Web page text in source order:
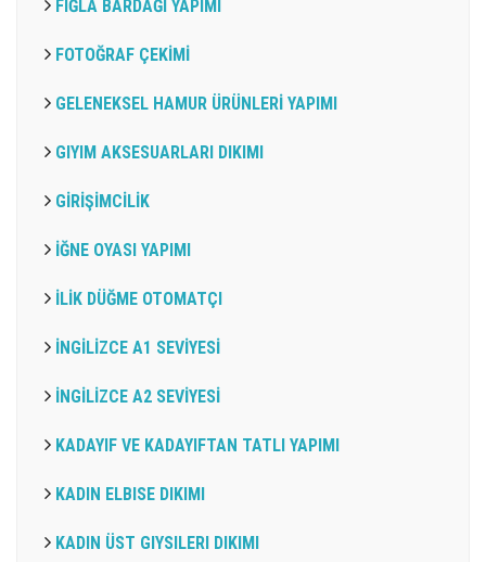
FIĞLA BARDAĞI YAPIMI
FOTOĞRAF ÇEKİMİ
GELENEKSEL HAMUR ÜRÜNLERİ YAPIMI
GIYIM AKSESUARLARI DIKIMI
GİRİŞİMCİLİK
İĞNE OYASI YAPIMI
İLİK DÜĞME OTOMATÇI
İNGİLİZCE A1 SEVİYESİ
İNGİLİZCE A2 SEVİYESİ
KADAYIF VE KADAYIFTAN TATLI YAPIMI
KADIN ELBISE DIKIMI
KADIN ÜST GIYSILERI DIKIMI